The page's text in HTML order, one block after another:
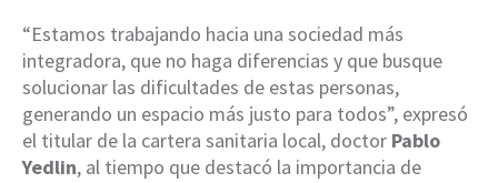
“Estamos trabajando hacia una sociedad más
integradora, que no haga diferencias y que busque
solucionar las dificultades de estas personas,
generando un espacio más justo para todos”, expresó
el titular de la cartera sanitaria local, doctor Pablo
Yedlin, al tiempo que destacó la importancia de